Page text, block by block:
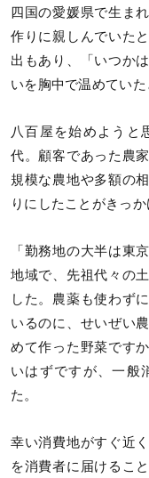
四国の愛媛県で生ま
作りに親しんでいた
出もあり、「いつか
いを胸中で温めていた
八百屋を始めようと
代。顧客であった農
規模な農地や多額の
りにしたことがきっか
「勤務地の大半は東
地域で、先祖代々の
した。農薬も使わず
いるのに、せいぜい
めて作った野菜です
いはずですが、一般
た。
幸い消費地がすぐ近
を消費者に届けるこ